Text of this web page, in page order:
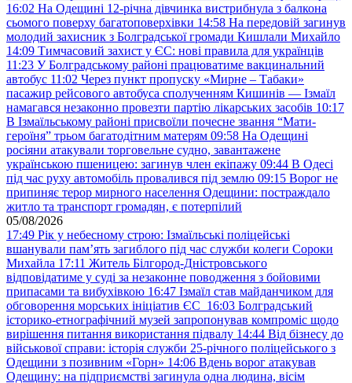
16:02 На Одещині 12-річна дівчинка вистрибнула з балкона
сьомого поверху багатоповерхівки 14:58 На передовій загинув
молодий захисник з Болградської громади Кишлали Михайло
14:09 Тимчасовий захист у ЄС: нові правила для українців
11:23 У Болградському районі працюватиме вакцинальний
автобус 11:02 Через пункт пропуску «Мирне – Табаки»
пасажир рейсового автобуса сполученням Кишинів — Ізмаїл
намагався незаконно провезти партію лікарських засобів 10:17
В Ізмаїльському районі присвоїли почесне звання “Мати-
героїня” трьом багатодітним матерям 09:58 На Одещині
росіяни атакували торговельне судно, завантажене
українською пшеницею: загинув член екіпажу 09:44 В Одесі
під час руху автомобіль провалився під землю 09:15 Ворог не
припиняє терор мирного населення Одещини: постраждало
житло та транспорт громадян, є потерпілий
05/08/2026
17:49 Рік у небесному строю: Ізмаїльські поліцейські
вшанували пам’ять загиблого під час служби колеги Сороки
Михайла 17:11 Житель Білгород-Дністровського
відповідатиме у суді за незаконне поводження з бойовими
припасами та вибухівкою 16:47 Ізмаїл став майданчиком для
обговорення морських ініціатив ЄС 16:03 Болградський
історико-етнографічний музей запропонував компроміс щодо
вирішення питання використання підвалу 14:44 Від бізнесу до
військової справи: історія служби 25-річного поліцейського з
Одещини з позивним «Горн» 14:06 Вдень ворог атакував
Одещину: на підприємстві загинула одна людина, вісім